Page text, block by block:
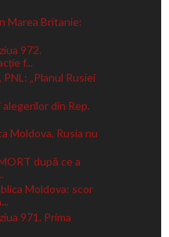
Marea Britanie:
972.
f...
„Planul Rusiei
din Rep.
Moldova. Rusia nu
după ce a
Moldova: scor
971. Prima